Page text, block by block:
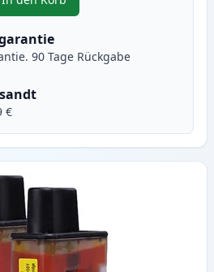
um anzupassen
, 2 stück Brother LC900M
90 Tage Rückgabe
€